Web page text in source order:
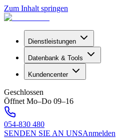
Zum Inhalt springen
Dienstleistungen
Datenbank & Tools
Kundencenter
Geschlossen
Öffnet Mo–Do 09–16
054-830 480
SENDEN SIE AN UNSAnmelden